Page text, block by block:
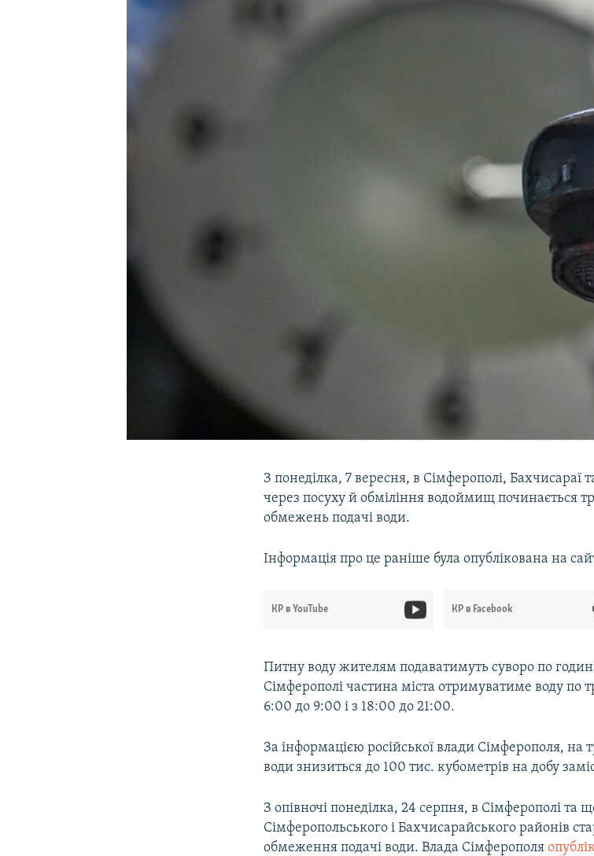
З понеділка, 7 вересня, в Сімферополі,
через посуху й обміління водоймищ починається
обмежень подачі води.
Інформація про це раніше була опублікована на
КР в YouTube КР в Facebook
Питну воду жителям подаватимуть суворо по
Сімферополі частина міста отримуватиме воду по
6:00 до 9:00 і з 18:00 до 21:00.
За інформацією російської влади Сімферополя, на
води знизиться до 100 тис. кубометрів на добу
З опівночі понеділка, 24 серпня, в Сімферополі та
Сімферопольського і Бахчисарайського районів
обмеження подачі води. Влада Сімферополя